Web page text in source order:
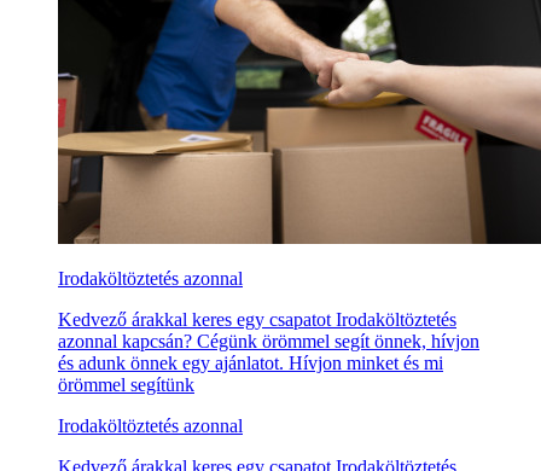
Irodaköltöztetés azonnal
Kedvező árakkal keres egy csapatot Irodaköltöztetés
azonnal kapcsán? Cégünk örömmel segít önnek, hívjon
és adunk önnek egy ajánlatot. Hívjon minket és mi
örömmel segítünk
Irodaköltöztetés azonnal